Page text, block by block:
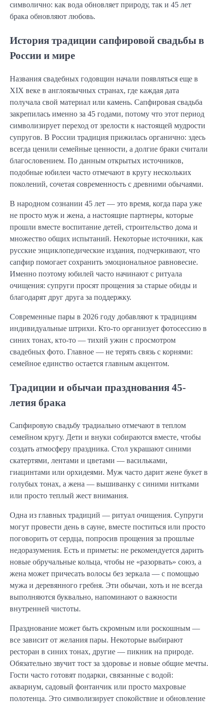
символично: как вода обновляет природу, так и 45 лет
брака обновляют любовь.
История традиции сапфировой свадьбы в
России и мире
Названия свадебных годовщин начали появляться еще в
XIX веке в англоязычных странах, где каждая дата
получала свой материал или камень. Сапфировая свадьба
закрепилась именно за 45 годами, потому что этот период
символизирует переход от зрелости к настоящей мудрости
супругов. В России традиция прижилась органично: здесь
всегда ценили семейные ценности, а долгие браки считали
благословением. По данным открытых источников,
подобные юбилеи часто отмечают в кругу нескольких
поколений, сочетая современность с древними обычаями.
В народном сознании 45 лет — это время, когда пара уже
не просто муж и жена, а настоящие партнеры, которые
прошли вместе воспитание детей, строительство дома и
множество общих испытаний. Некоторые источники, как
русские энциклопедические издания, подчеркивают, что
сапфир помогает сохранить эмоциональное равновесие.
Именно поэтому юбилей часто начинают с ритуала
очищения: супруги просят прощения за старые обиды и
благодарят друг друга за поддержку.
Современные пары в 2026 году добавляют к традициям
индивидуальные штрихи. Кто-то организует фотосессию в
синих тонах, кто-то — тихий ужин с просмотром
свадебных фото. Главное — не терять связь с корнями:
семейное единство остается главным акцентом.
Традиции и обычаи празднования 45-
летия брака
Сапфировую свадьбу традиально отмечают в теплом
семейном кругу. Дети и внуки собираются вместе, чтобы
создать атмосферу праздника. Стол украшают синими
скатертями, лентами и цветами — васильками,
гиацинтами или орхидеями. Муж часто дарит жене букет в
голубых тонах, а жена — вышиванку с синими нитками
или просто теплый жест внимания.
Одна из главных традиций — ритуал очищения. Супруги
могут провести день в сауне, вместе поститься или просто
поговорить от сердца, попросив прощения за прошлые
недоразумения. Есть и приметы: не рекомендуется дарить
новые обручальные кольца, чтобы не «разорвать» союз, а
жена может причесать волосы без зеркала — с помощью
мужа и деревянного гребня. Эти обычаи, хоть и не всегда
выполняются буквально, напоминают о важности
внутренней чистоты.
Празднование может быть скромным или роскошным —
все зависит от желания пары. Некоторые выбирают
ресторан в синих тонах, другие — пикник на природе.
Обязательно звучит тост за здоровье и новые общие мечты.
Гости часто готовят подарки, связанные с водой:
аквариум, садовый фонтанчик или просто махровые
полотенца. Это символизирует спокойствие и обновление